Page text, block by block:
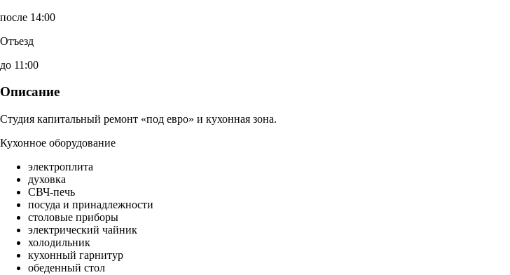
после 14:00
Отъезд
до 11:00
Описание
Студия капитальный ремонт «под евро» и кухонная зона.
Кухонное оборудование
электроплита
духовка
СВЧ-печь
посуда и принадлежности
столовые приборы
электрический чайник
холодильник
кухонный гарнитур
обеденный стол